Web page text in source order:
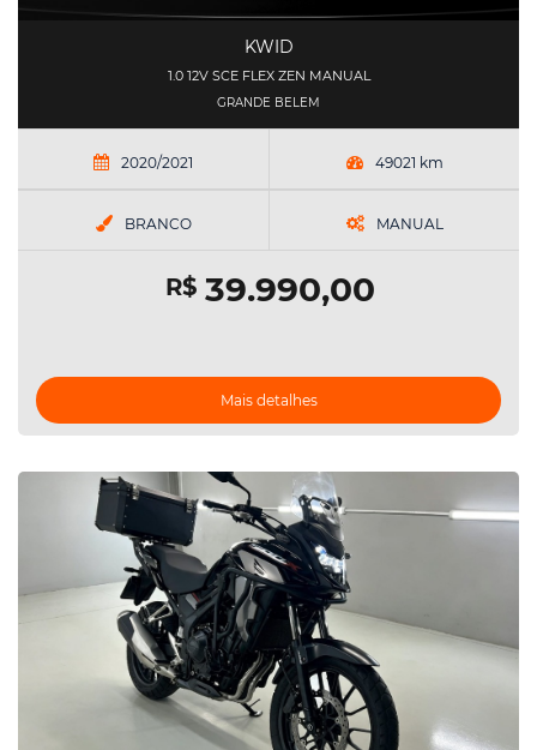
KWID
1.0 12V SCE FLEX ZEN MANUAL
GRANDE BELEM
2020/2021 49021 km
BRANCO MANUAL
R$39.990,00
Mais detalhes